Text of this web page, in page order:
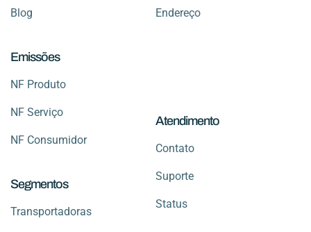
Blog Endereço
Emissões
NF Produto
NF Serviço
NF Consumidor
Atendimento
Contato
Suporte
Status
Segmentos
Transportadoras